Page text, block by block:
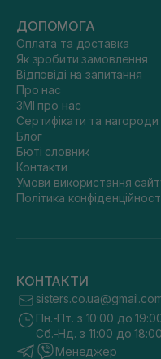
ДОПОМОГА
Оплата та доставка
Як зробити замовлення
Відповіді на запитання
Про нас
ЗМІ про нас
Сертифікати та нагороди
Блог
Бюті словник
Контакти
Умови використання
Політика
КОНТАКТИ
Пн.-Пт. з 10:00 до
Сб.-Нд. з 11:00 до 18:00
Менеджер